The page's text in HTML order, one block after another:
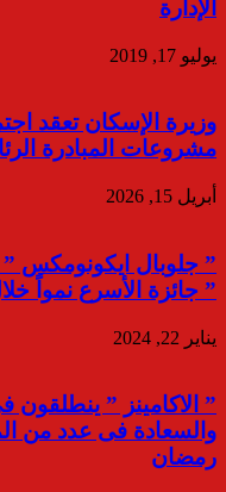
الإدارة
يوليو 17, 2019
وزيرة الإسكان تعقد
مشروعات المبادرة
أبريل 15, 2026
” جلوبال ايكونومكس ”
” جائزة الأسرع نمواً خلال
يناير 22, 2024
” الاكامينز ”
والسعادة فى عدد من
رمضان